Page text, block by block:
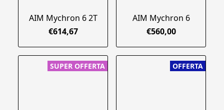
AIM Mychron 6 2T
€614,67
AIM Mychron 6
€560,00
SUPER OFFERTA OFFERTA